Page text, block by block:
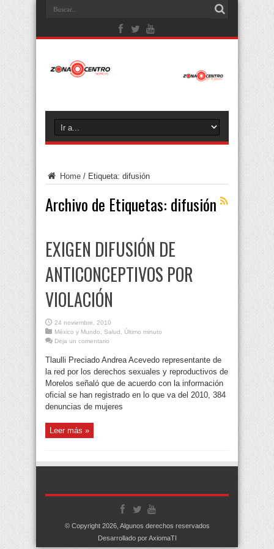
Home / Etiqueta: difusión
Archivo de Etiquetas: difusión
EXIGEN DIFUSIÓN DE
ANTICONCEPTIVOS POR
VIOLACIÓN
24 noviembre, 2010
México y Mundo, Salud, Último minuto
Deja un comentario
Tlaulli Preciado Andrea Acevedo representante de
la red por los derechos sexuales y reproductivos de
Morelos señaló que de acuerdo con la información
oficial se han registrado en lo que va del 2010, 384
denuncias de mujeres
Leer más »
© Copyright 2026, Algunos derechos reservados
Desarrollado por AxiomaTI